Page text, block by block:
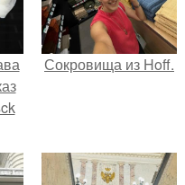
Сокровища из Hoff.